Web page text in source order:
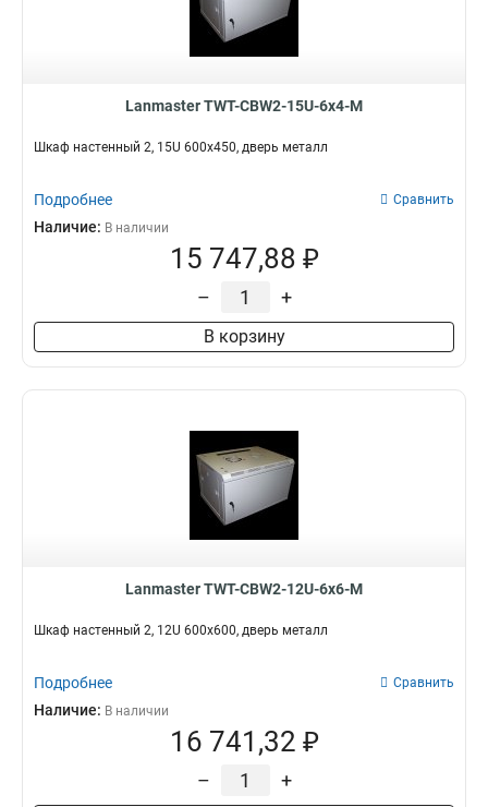
Lanmaster TWT-CBW2-15U-6x4-M
Шкаф настенный 2, 15U 600x450, дверь металл
Подробнее Сравнить
Наличие: В наличии
15 747,88 ₽
– +
В корзину
Lanmaster TWT-CBW2-12U-6x6-M
Шкаф настенный 2, 12U 600x600, дверь металл
Подробнее Сравнить
Наличие: В наличии
16 741,32 ₽
– +